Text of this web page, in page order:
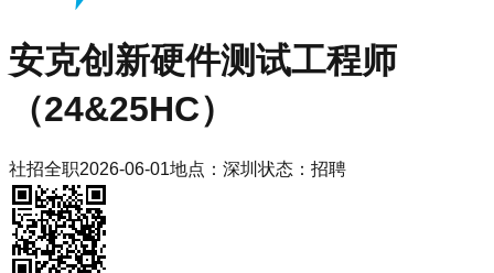
安克创新硬件测试工程师
（24&25HC）
社招全职2026-06-01地点： 深圳 状态： 招聘